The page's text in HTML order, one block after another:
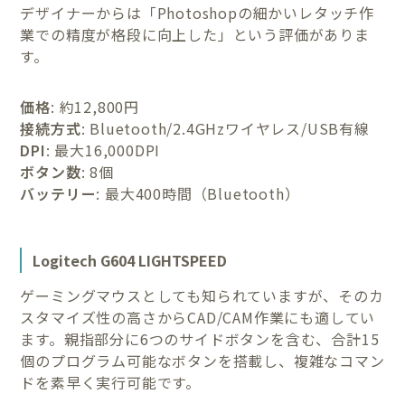
デザイナーからは「Photoshopの細かいレタッチ作
業での精度が格段に向上した」という評価がありま
す。
価格: 約12,800円
接続方式: Bluetooth/2.4GHzワイヤレス/USB有線
DPI: 最大16,000DPI
ボタン数: 8個
バッテリー: 最大400時間（Bluetooth）
Logitech G604 LIGHTSPEED
ゲーミングマウスとしても知られていますが、そのカ
スタマイズ性の高さからCAD/CAM作業にも適してい
ます。親指部分に6つのサイドボタンを含む、合計15
個のプログラム可能なボタンを搭載し、複雑なコマン
ドを素早く実行可能です。